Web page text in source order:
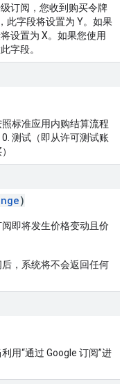
订阅，您收到购买令牌
此字段将设置为 Y。如果
设置为 X。如果您使用
字段。
标准应用内购结算流程
测试（即从许可测试账
)
即将发生价格变动且价
，系统将不会返回任何
用“通过 Google 订阅”进